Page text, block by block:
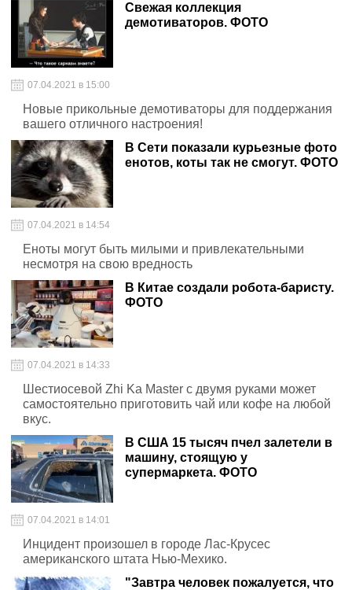
Свежая коллекция
демотиваторов. ФОТО
07.04.2021 в 15:00
Новые прикольные демотиваторы для поддержания
вашего отличного настроения!
В Сети показали курьезные фото
енотов, коты так не смогут. ФОТО
07.04.2021 в 14:54
Еноты могут быть милыми и привлекательными
несмотря на свою вредность
В Китае создали робота-баристу.
ФОТО
07.04.2021 в 14:33
Шестиосевой Zhi Ka Master с двумя руками может
самостоятельно приготовить чай или кофе на любой
вкус.
В США 15 тысяч пчел залетели в
машину, стоящую у
супермаркета. ФОТО
07.04.2021 в 14:01
Инцидент произошел в городе Лас-Крусес
американского штата Нью-Мехико.
"Завтра человек пожалуется, что